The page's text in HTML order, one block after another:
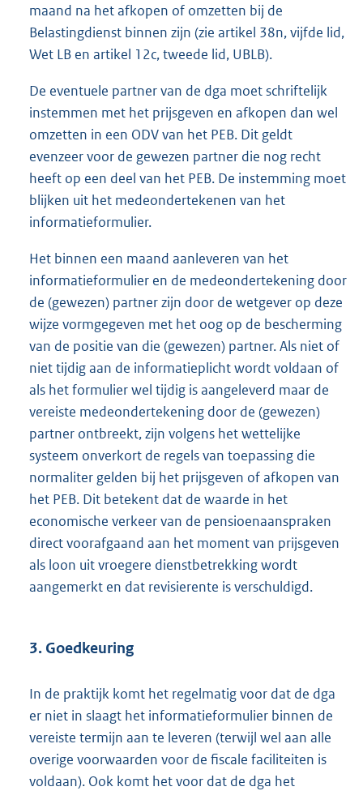
maand na het afkopen of omzetten bij de
Belastingdienst binnen zijn (zie artikel 38n, vijfde lid,
Wet LB en artikel 12c, tweede lid, UBLB).
De eventuele partner van de dga moet schriftelijk
instemmen met het prijsgeven en afkopen dan wel
omzetten in een ODV van het PEB. Dit geldt
evenzeer voor de gewezen partner die nog recht
heeft op een deel van het PEB. De instemming moet
blijken uit het medeondertekenen van het
informatieformulier.
Het binnen een maand aanleveren van het
informatieformulier en de medeondertekening door
de (gewezen) partner zijn door de wetgever op deze
wijze vormgegeven met het oog op de bescherming
van de positie van die (gewezen) partner. Als niet of
niet tijdig aan de informatieplicht wordt voldaan of
als het formulier wel tijdig is aangeleverd maar de
vereiste medeondertekening door de (gewezen)
partner ontbreekt, zijn volgens het wettelijke
systeem onverkort de regels van toepassing die
normaliter gelden bij het prijsgeven of afkopen van
het PEB. Dit betekent dat de waarde in het
economische verkeer van de pensioenaanspraken
direct voorafgaand aan het moment van prijsgeven
als loon uit vroegere dienstbetrekking wordt
aangemerkt en dat revisierente is verschuldigd.
3. Goedkeuring
In de praktijk komt het regelmatig voor dat de dga
er niet in slaagt het informatieformulier binnen de
vereiste termijn aan te leveren (terwijl wel aan alle
overige voorwaarden voor de fiscale faciliteiten is
voldaan). Ook komt het voor dat de dga het